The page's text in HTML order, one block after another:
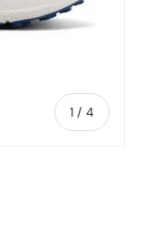
1 / de
4